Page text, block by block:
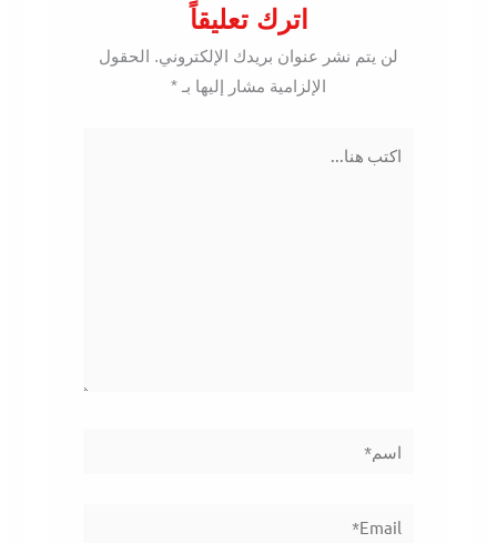
اترك تعليقاً
لن يتم نشر عنوان بريدك الإلكتروني.
الحقول
الإلزامية مشار إليها بـ *
اسم*